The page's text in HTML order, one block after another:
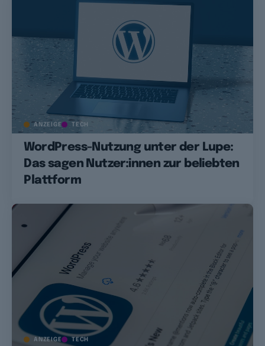
ANZEIGE TECH
WordPress-Nutzung unter der Lupe:
Das sagen Nutzer:innen zur beliebten
Plattform
ANZEIGE TECH